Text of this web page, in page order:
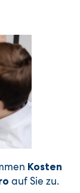
Kosten
auf Sie zu.